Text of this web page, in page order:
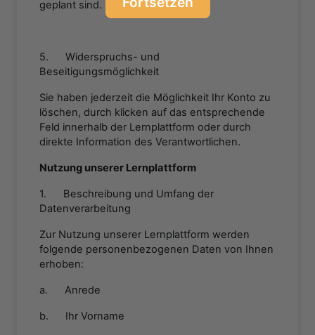
geplant sind.
5. Widerspruchs- und
Beseitigungsmöglichkeit
Sie haben jederzeit die Möglichkeit Ihr Konto zu
löschen, durch klicken auf das entsprechende
Feld innerhalb der Lernplattform oder durch
direkte Information des Verantwortlichen.
Nutzung unserer Lernplattform
1. Beschreibung und Umfang der
Datenverarbeitung
Zur Nutzung unserer Lernplattform werden
folgende personenbezogenen Daten von Ihnen
erhoben:
a. Anrede
b. Ihr Vorname